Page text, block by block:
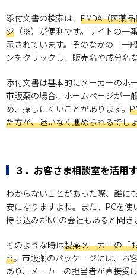
添付文書の検索は、 PMDA（医薬
ジ （※）が便利です。サイトの一
示されています。そのなかの「一
ンをクリックし、販売名や成分名
添付文書は基本的にメーカーのホ
市販薬の場合、ホームページが一
め、探しにくいことがあります。
た方が、迷いなく進められるでし
３．お客さま相談室を活用
わからないことがあった際、誰に
安になりますよね。また、PCを
持ち込みがNGの会社もあると聞き
そのような時は製薬メーカーの「
う。市販薬のパッケージには、お
あり、メーカーの担当者が直接受